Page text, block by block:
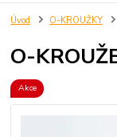
Úvod O-KROUŽKY
O-
Akce